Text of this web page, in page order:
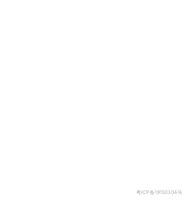
粤ICP备19150304号